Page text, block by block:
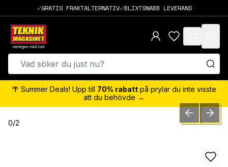
GRATIS FRAKTALTERNATIV BLIXTSNABB LEVERANS
items in cart,
🌴 Summer Deals! Upp till 70% rabatt på prylar du inte visste
att du behövde →
0/2 PREVIOUSNEXT